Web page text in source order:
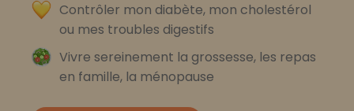
Contrôler mon diabète, mon cholestérol
ou mes troubles digestifs
Vivre sereinement la grossesse, les repas
en famille, la ménopause